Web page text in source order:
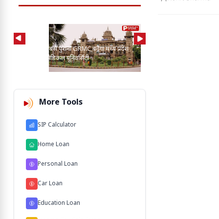
प्रदेश का सबसे पुराना GRMC बनेगा मध्य प्रदेश
की पहली मेडिकल यूनिवर्सिटी
More Tools
SIP Calculator
Home Loan
Personal Loan
Car Loan
Education Loan
को प्रभावी ढंग से